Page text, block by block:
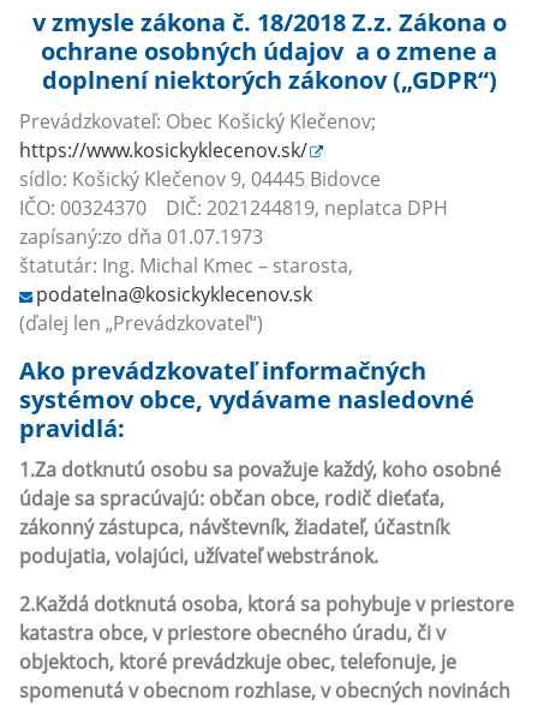
v zmysle zákona č. 18/2018 Z.z. Zákona o
ochrane osobných údajov a o zmene a
doplnení niektorých zákonov („GDPR“)
Prevádzkovateľ: Obec Košický Klečenov;
https://www.kosickyklecenov.sk/
sídlo: Košický Klečenov 9, 04445 Bidovce
IČO: 00324370 DIČ: 2021244819, neplatca DPH
zapísaný:zo dňa 01.07.1973
štatutár: Ing. Michal Kmec – starosta,
podatelna@kosickyklecenov.sk
(ďalej len „Prevádzkovateľ“)
Ako prevádzkovateľ informačných
systémov obce, vydávame nasledovné
pravidlá:
1.Za dotknutú osobu sa považuje každý, koho osobné
údaje sa spracúvajú: občan obce, rodič dieťaťa,
zákonný zástupca, návštevník, žiadateľ, účastník
podujatia, volajúci, užívateľ webstránok.
2.Každá dotknutá osoba, ktorá sa pohybuje v priestore
katastra obce, v priestore obecného úradu, či v
objektoch, ktoré prevádzkuje obec, telefonuje, je
spomenutá v obecnom rozhlase, v obecných novinách